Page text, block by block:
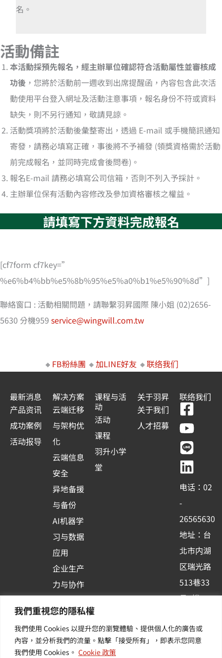
我們重視您的隱私權
我們使用 Cookies 以提升您的瀏覽體驗、提供個人化的廣告或
內容，並分析我們的流量。點擊「接受所有」，即表示您同意
我們使用 Cookies。 Cookie 政策
名。
活動備註
本活動採預先報名，經主辦單位確認符合活動屬性並審核成
功後 ，您將於活動前一週收到出席提醒函，內容包含此次活
動使用平台登入網址及活動注意事項，報名身份不符或資料
缺失，則不另行通知，敬請見諒。
活動獎項將於活動後彙整寄出，透過 E-mail 或手機簡訊通知
寄發，請務必填寫正確，事後將不予補發 (領獎資格需於活動
前完成報名，並同時完成會後問卷)。
報名E-mail 請務必填寫公司信箱，否則不列入予採計。
主辦單位保有活動內容修改及參加資格審核之權益。
請填寫下方資料完成報名
[cf7form cf7key=”
%e6%b4%bb%e5%8b%95%e5%a0%b1%e5%90%8d”]
聯絡窗口 : 活動相關問題，請聯繫羽昇國際 陳小姐 (02)2656-
5630 分機959 service@wingwill.com.tw
🔸 FB粉絲團 🔸加LINE好友 🔸联络我们
最新消息
产品资讯
成功案例
活动报导
解决方案
云端迁移
与架构优
化
云端信息
安全
异地备援
与备份
AI机器学
习与数据
应用
企业生产
力与协作
台应用
其他/增
值服务
课程与活
动
活动
课程
羽升小学
堂
关于羽昇
关于我们
人才招募
联络我们
F
a
c
e
b
o
o
k
-
s
q
u
a
r
Y
o
u
t
u
b
e
L
i
n
e
L
i
n
k
e
d
i
n
电话：02
-
26565630
地址：台
北市内湖
区瑞光路
513巷33
号6楼
新讯 | 提
供您最新